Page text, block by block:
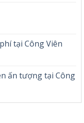
tại Công Viên
ấn tượng tại Công